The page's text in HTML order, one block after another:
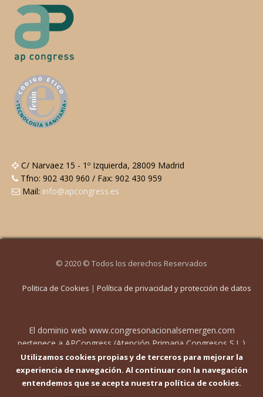
C/ Narvaez 15 - 1º Izquierda, 28009 Madrid
Tfno: 902 430 960 / Fax: 902 430 959
Mail: info@apcongress.es
© 2020 © Todos los derechos Reservados
Politica de Cookies | Política de privacidad y protección de datos
El dominio web www.congresonacionalsemergen.com
pertenece a APCongress (Atención Primaria Congresos S.L.)
con CIF B84678051, y domicilio en C/Narváez 15, 1º Izda. ,
28009 Madrid. Pueden contactar en info@apcongress.es .
Inscrito en el Registro Mercantil de Madrid, Tomo 22.616,
Utilizamos cookies propias y de terceros para mejorar la
experiencia de navegación. Al continuar con la navegación
entendemos que se acepta nuestra política de cookies.